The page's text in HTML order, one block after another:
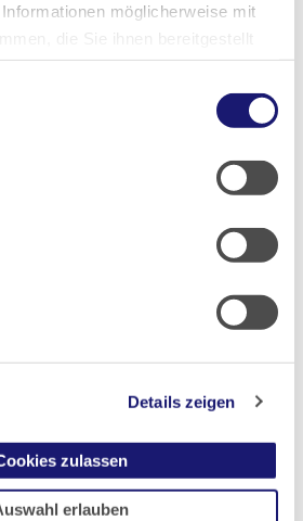
möglicherweise mit
Rahmen Ihrer Nutzung der Dienste
Details zeigen
zulassen
erlauben
zur Übersicht